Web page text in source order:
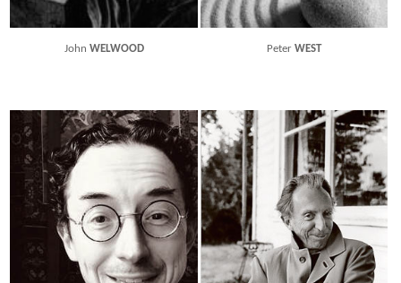
John WELWOOD Peter WEST